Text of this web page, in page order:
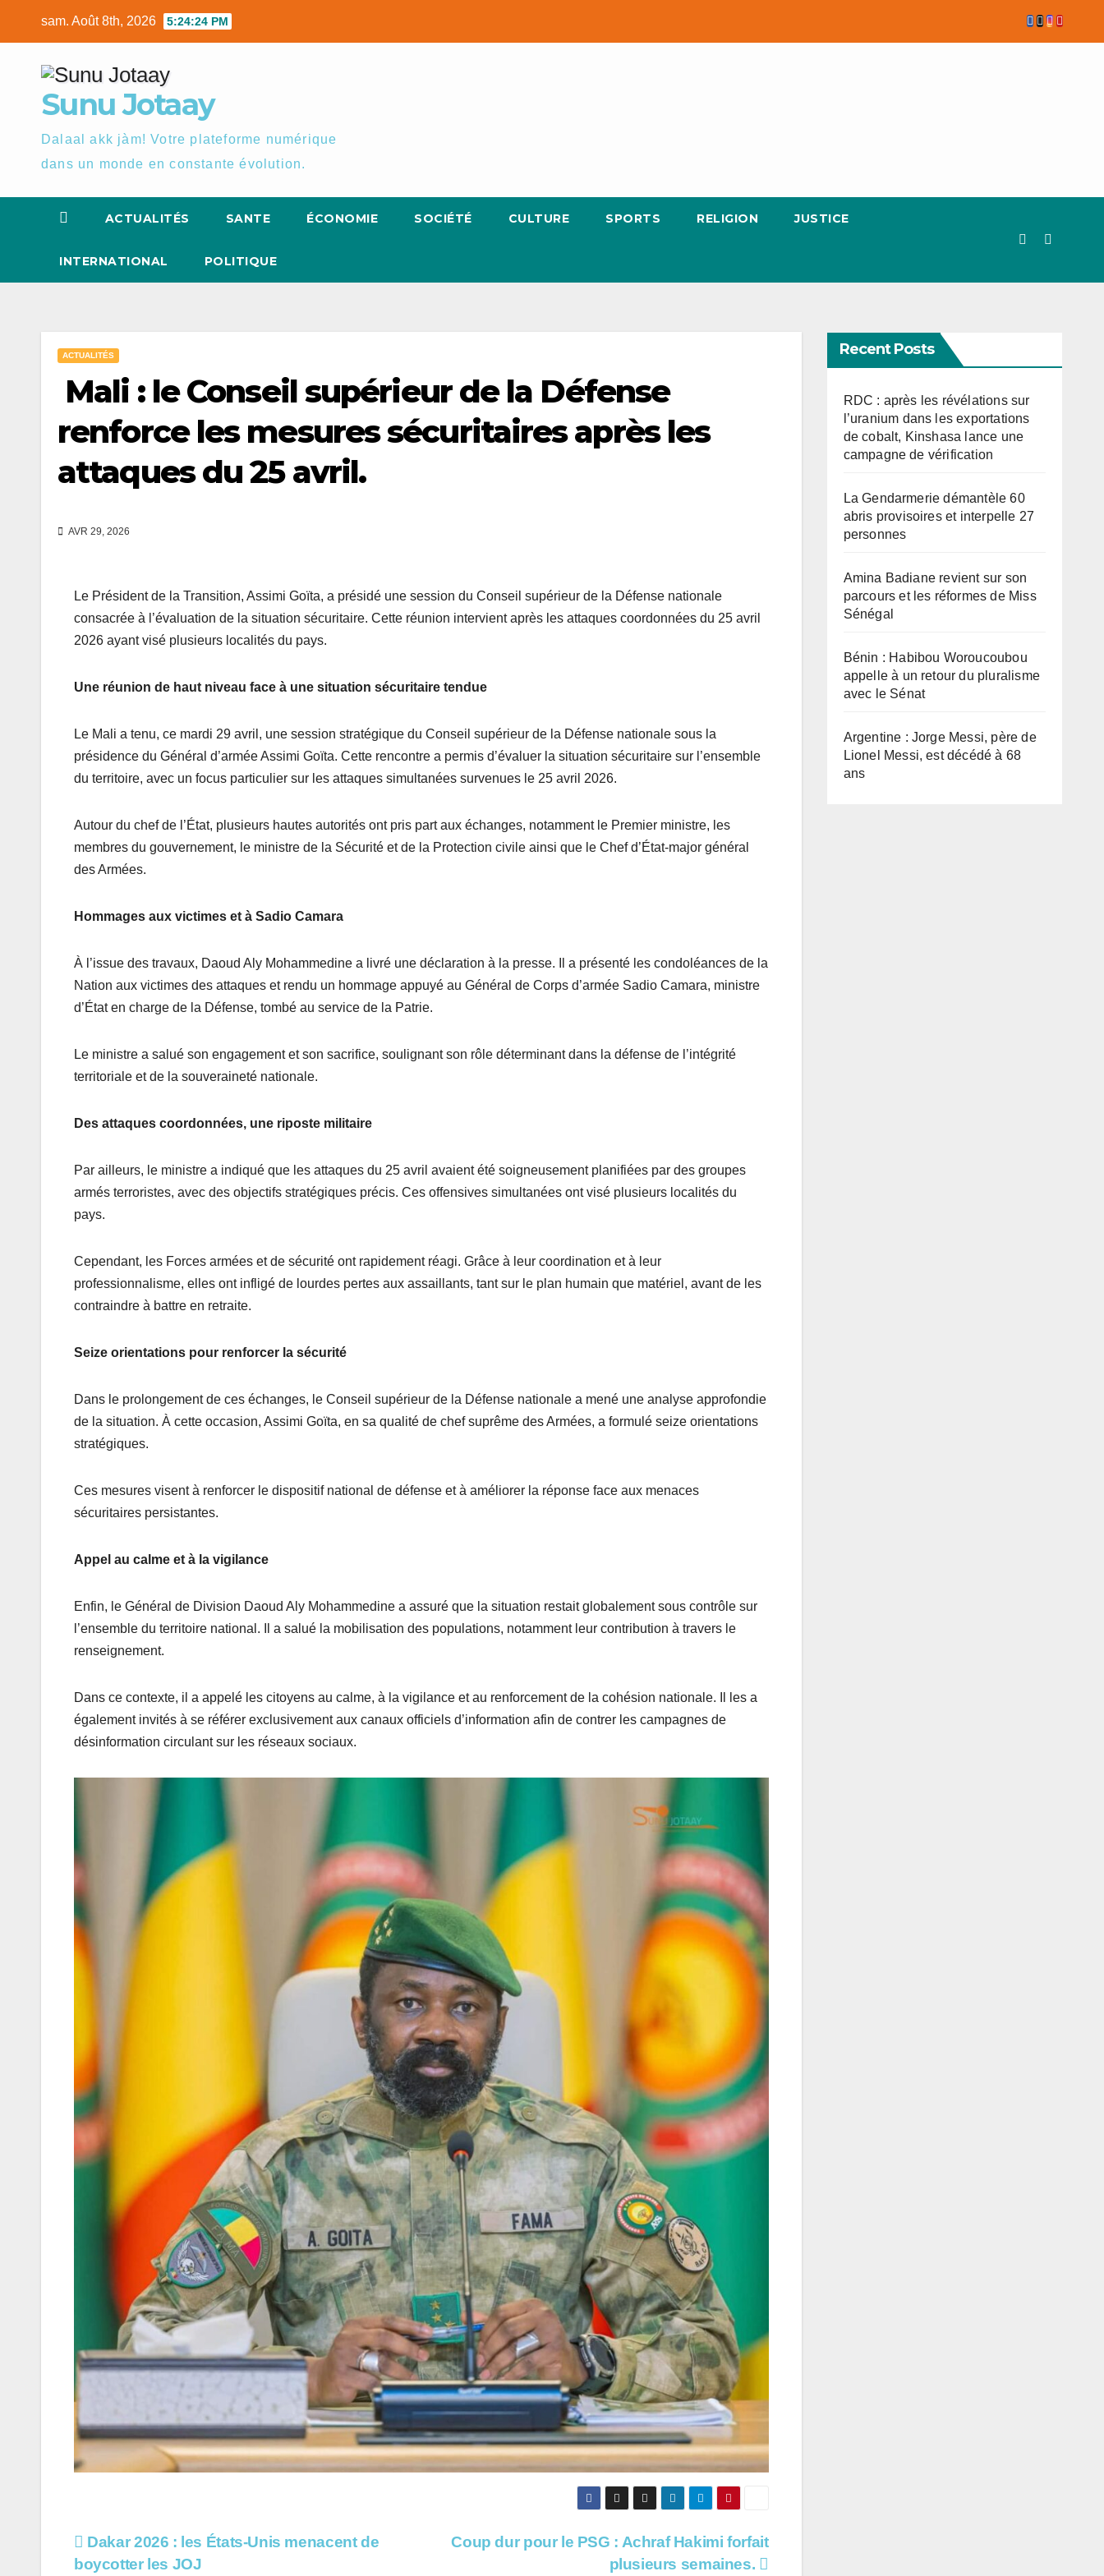
sam. Août 8th, 2026 5:24:25 PM
Sunu Jotaay
Dalaal akk jàm! Votre plateforme numérique
dans un monde en constante évolution.
ACTUALITÉS SANTE ÉCONOMIE SOCIÉTÉ CULTURE SPORTS RELIGION JUSTICE
INTERNATIONAL POLITIQUE
ACTUALITÉS
Mali : le Conseil supérieur de la Défense
renforce les mesures sécuritaires après les
attaques du 25 avril.
AVR 29, 2026
Le Président de la Transition, Assimi Goïta, a présidé une session du Conseil supérieur de la Défense nationale
consacrée à l’évaluation de la situation sécuritaire. Cette réunion intervient après les attaques coordonnées du 25 avril
2026 ayant visé plusieurs localités du pays.
Une réunion de haut niveau face à une situation sécuritaire tendue
Le Mali a tenu, ce mardi 29 avril, une session stratégique du Conseil supérieur de la Défense nationale sous la
présidence du Général d’armée Assimi Goïta. Cette rencontre a permis d’évaluer la situation sécuritaire sur l’ensemble
du territoire, avec un focus particulier sur les attaques simultanées survenues le 25 avril 2026.
Autour du chef de l’État, plusieurs hautes autorités ont pris part aux échanges, notamment le Premier ministre, les
membres du gouvernement, le ministre de la Sécurité et de la Protection civile ainsi que le Chef d’État-major général
des Armées.
Hommages aux victimes et à Sadio Camara
À l’issue des travaux, Daoud Aly Mohammedine a livré une déclaration à la presse. Il a présenté les condoléances de la
Nation aux victimes des attaques et rendu un hommage appuyé au Général de Corps d’armée Sadio Camara, ministre
d’État en charge de la Défense, tombé au service de la Patrie.
Le ministre a salué son engagement et son sacrifice, soulignant son rôle déterminant dans la défense de l’intégrité
territoriale et de la souveraineté nationale.
Des attaques coordonnées, une riposte militaire
Par ailleurs, le ministre a indiqué que les attaques du 25 avril avaient été soigneusement planifiées par des groupes
armés terroristes, avec des objectifs stratégiques précis. Ces offensives simultanées ont visé plusieurs localités du
pays.
Cependant, les Forces armées et de sécurité ont rapidement réagi. Grâce à leur coordination et à leur
professionnalisme, elles ont infligé de lourdes pertes aux assaillants, tant sur le plan humain que matériel, avant de les
contraindre à battre en retraite.
Seize orientations pour renforcer la sécurité
Dans le prolongement de ces échanges, le Conseil supérieur de la Défense nationale a mené une analyse approfondie
de la situation. À cette occasion, Assimi Goïta, en sa qualité de chef suprême des Armées, a formulé seize orientations
stratégiques.
Ces mesures visent à renforcer le dispositif national de défense et à améliorer la réponse face aux menaces
sécuritaires persistantes.
Appel au calme et à la vigilance
Enfin, le Général de Division Daoud Aly Mohammedine a assuré que la situation restait globalement sous contrôle sur
l’ensemble du territoire national. Il a salué la mobilisation des populations, notamment leur contribution à travers le
renseignement.
Dans ce contexte, il a appelé les citoyens au calme, à la vigilance et au renforcement de la cohésion nationale. Il les a
également invités à se référer exclusivement aux canaux officiels d’information afin de contrer les campagnes de
désinformation circulant sur les réseaux sociaux.
Navigation
Coup dur pour le PSG : Achraf Hakimi forfait
plusieurs semaines.
Dakar 2026 : les États-Unis menacent de
boycotter les JOJ
Recent Posts
RDC : après les révélations sur
l’uranium dans les exportations
de cobalt, Kinshasa lance une
campagne de vérification
La Gendarmerie démantèle 60
abris provisoires et interpelle 27
personnes
Amina Badiane revient sur son
parcours et les réformes de Miss
Sénégal
Bénin : Habibou Woroucoubou
appelle à un retour du pluralisme
avec le Sénat
Argentine : Jorge Messi, père de
Lionel Messi, est décédé à 68
ans